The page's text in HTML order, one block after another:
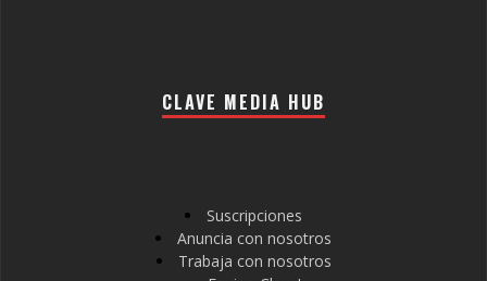
CLAVE MEDIA HUB
Suscripciones
Anuncia con nosotros
Trabaja con nosotros